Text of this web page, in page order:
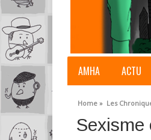
AMHA ACTU
Home » Les
Sexisme